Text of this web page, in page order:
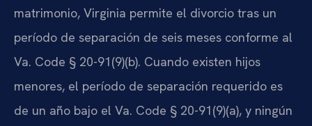
matrimonio, Virginia permite el divorcio tras un
período de separación de seis meses conforme al
Va. Code § 20-91(9)(b). Cuando existen hijos
menores, el período de separación requerido es
de un año bajo el Va. Code § 20-91(9)(a), y ningún